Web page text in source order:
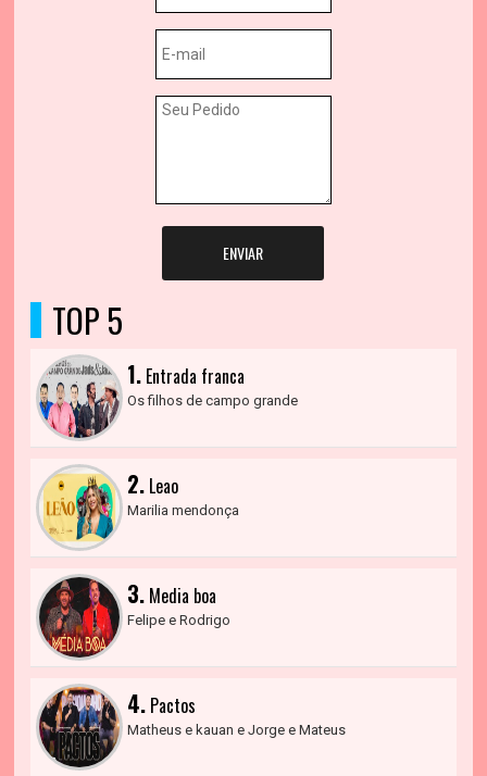
ENVIAR
TOP 5
1. Entrada franca
Os filhos de campo grande
2. Leao
Marilia mendonça
3. Media boa
Felipe e Rodrigo
4. Pactos
Matheus e kauan e Jorge e Mateus